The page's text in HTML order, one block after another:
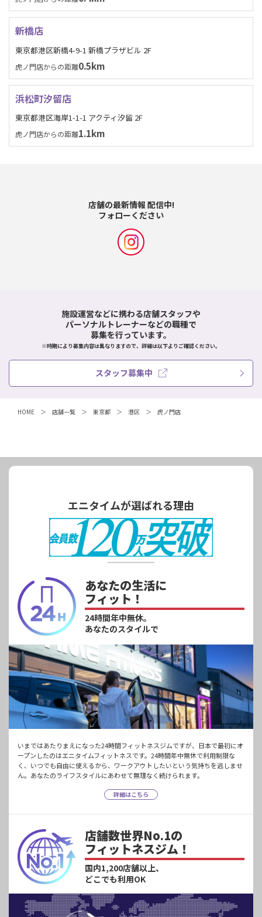
新橋店
東京都港区新橋4-9-1 新橋プラザビル 2F
虎ノ門店からの距離0.5km
浜松町汐留店
東京都港区海岸1-1-1 アクティ汐留 2F
虎ノ門店からの距離1.1km
店舗の最新情報 配信中!
フォローください
施設運営などに携わる店舗スタッフや
パーソナルトレーナーなどの職種で
募集を行っています。
※時期により募集内容は異なりますので、詳細は以下よりご確認ください。
スタッフ募集中
HOME 店舗一覧 東京都 港区 虎ノ門店
エニタイムが選ばれる理由
あなたの生活に
フィット！
24時間年中無休。
あなたのスタイルで
いまではあたりまえになった24時間フィットネスジムですが、日本で最初にオ
ープンしたのはエニタイムフィットネスです。24時間年中無休で利用制限な
く、いつでも自由に使えるから、ワークアウトしたいという気持ちを逃しませ
ん。あなたのライフスタイルにあわせて無理なく続けられます。
詳細はこちら
店舗数世界No.1の
フィットネスジム！
国内1,200店舗以上、
どこでも利用OK